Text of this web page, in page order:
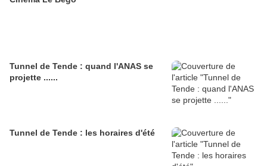
Tunnel de Tende : quand l'ANAS se
projette ......
Tunnel de Tende : les horaires d'été